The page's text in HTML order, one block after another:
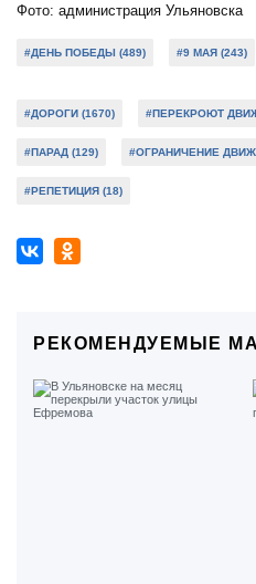
Фото: администрация Ульяновска
#ДЕНЬ ПОБЕДЫ (489) #9 МАЯ (243)
#ДОРОГИ (1670) #ПЕРЕКРОЮТ
#ПАРАД (129) #ОГРАНИЧЕНИЕ
#РЕПЕТИЦИЯ (18)
РЕКОМЕНДУЕМЫЕ